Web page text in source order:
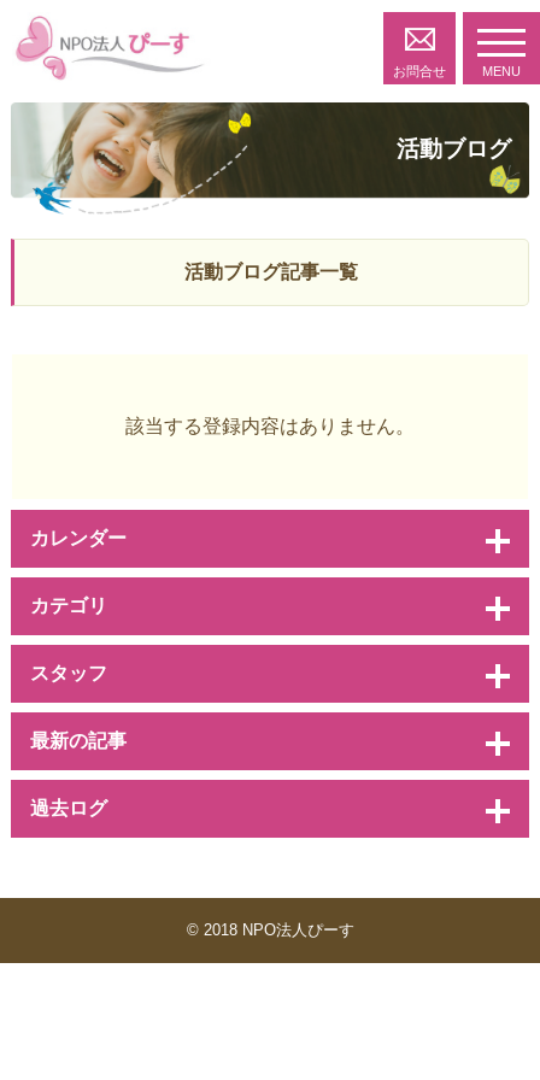
お問合せ MENU
活動ブログ
活動ブログ記事一覧
該当する登録内容はありません。
カレンダー
カテゴリ
スタッフ
最新の記事
過去ログ
© 2018 NPO法人ぴーす